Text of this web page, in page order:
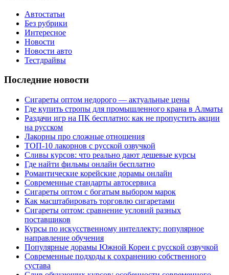
Автостатьи
Без рубрики
Интересное
Новости
Новости авто
Тестдрайвы
Последние новости
Сигареты оптом недорого — актуальные цены
Где купить стропы для промышленного крана в Алматы
Раздачи игр на ПК бесплатно: как не пропустить акции
на русском
Лакорны про сложные отношения
ТОП-10 лакорнов с русской озвучкой
Сливы курсов: что реально дают дешевые курсы
Где найти фильмы онлайн бесплатно
Романтические корейские дорамы онлайн
Современные стандарты автосервиса
Сигареты оптом с богатым выбором марок
Как масштабировать торговлю сигаретами
Сигареты оптом: сравнение условий разных
поставщиков
Курсы по искусственному интеллекту: популярное
направление обучения
Популярные дорамы Южной Кореи с русской озвучкой
Современные подходы к сохранению собственного
сустава